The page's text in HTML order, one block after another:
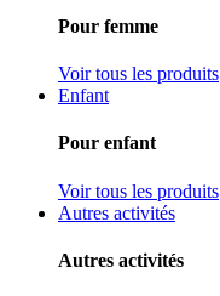
Pour femme
Voir tous les produits
Enfant
Pour enfant
Voir tous les produits
Autres activités
Autres activités